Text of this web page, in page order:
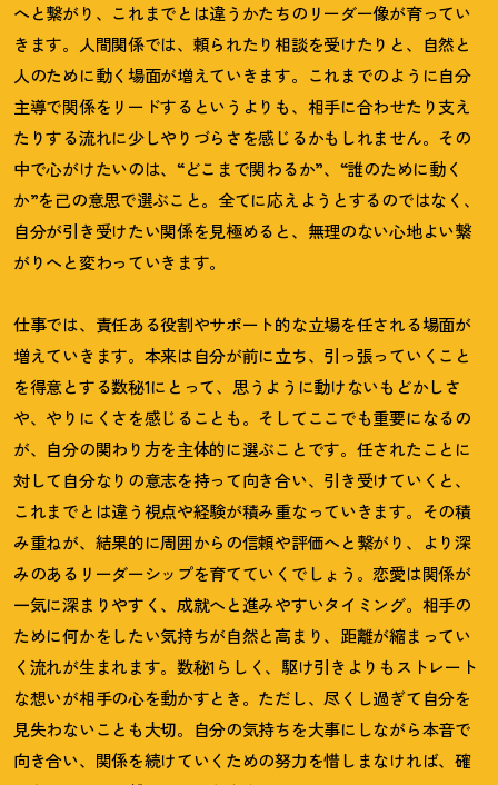
へと繋がり、これまでとは違うかたちのリーダー像が育ってい
きます。人間関係では、頼られたり相談を受けたりと、自然と
人のために動く場面が増えていきます。これまでのように自分
主導で関係をリードするというよりも、相手に合わせたり支え
たりする流れに少しやりづらさを感じるかもしれません。その
中で心がけたいのは、“どこまで関わるか”、“誰のために動く
か”を己の意思で選ぶこと。全てに応えようとするのではなく、
自分が引き受けたい関係を見極めると、無理のない心地よい繋
がりへと変わっていきます。
仕事では、責任ある役割やサポート的な立場を任される場面が
増えていきます。本来は自分が前に立ち、引っ張っていくこと
を得意とする数秘1にとって、思うように動けないもどかしさ
や、やりにくさを感じることも。そしてここでも重要になるの
が、自分の関わり方を主体的に選ぶことです。任されたことに
対して自分なりの意志を持って向き合い、引き受けていくと、
これまでとは違う視点や経験が積み重なっていきます。その積
み重ねが、結果的に周囲からの信頼や評価へと繋がり、より深
みのあるリーダーシップを育てていくでしょう。恋愛は関係が
一気に深まりやすく、成就へと進みやすいタイミング。相手の
ために何かをしたい気持ちが自然と高まり、距離が縮まってい
く流れが生まれます。数秘1 らしく、駆け引きよりもストレート
な想いが相手の心を動かすとき。ただし、尽くし過ぎて自分を
見失わないことも大切。自分の気持ちを大事にしながら本音で
向き合い、関係を続けていくための努力を惜しまなければ、確